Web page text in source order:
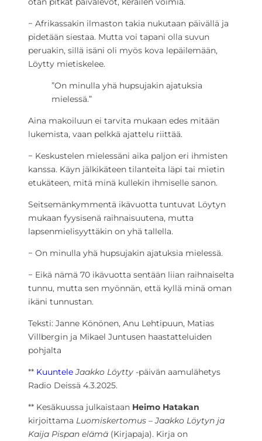
− Afrikassakin ilmaston takia nukutaan päivällä ja
pidetään siestaa. Mutta voi tapani olla suvun
peruakin, sillä isäni oli myös kova lepäilemään,
Löytty mietiskelee.
”On minulla yhä hupsujakin ajatuksia
mielessä.”
Aina makoiluun ei tarvita mukaan edes mitään
lukemista, vaan pelkkä ajattelu riittää.
− Keskustelen mielessäni aika paljon eri ihmisten
kanssa. Käyn jälkikäteen tilanteita läpi tai mietin
etukäteen, mitä minä kullekin ihmiselle sanon.
Seitsemänkymmentä ikävuotta tuntuvat Löytyn
mukaan fyysisenä raihnaisuutena, mutta
lapsenmielisyyttäkin on yhä tallella.
− On minulla yhä hupsujakin ajatuksia mielessä.
− Eikä nämä 70 ikävuotta sentään liian raihnaiselta
tunnu, mutta sen myönnän, että kyllä minä oman
ikäni tunnustan.
Teksti: Janne Könönen, Anu Lehtipuun, Matias
Villbergin ja Mikael Juntusen haastatteluiden
pohjalta
** Kuuntele Jaakko Löytty -päivän aamulähetys
Radio Deissä 4.3.2025.
** Kesäkuussa julkaistaan Heimo Hatakan
kirjoittama Luomiskertomus – Jaakko Löytyn ja
Kaija Pispan elämä (Kirjapaja). Kirja on